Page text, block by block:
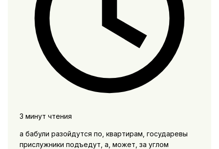
3 минут чтения
а бабули разойдутся по, квартирам, государевы
прислужники подъедут, а, может, за углом